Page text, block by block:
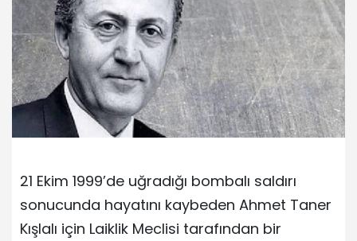
21 Ekim 1999’de uğradığı bombalı saldırı
sonucunda hayatını kaybeden Ahmet Taner
Kışlalı için Laiklik Meclisi tarafından bir